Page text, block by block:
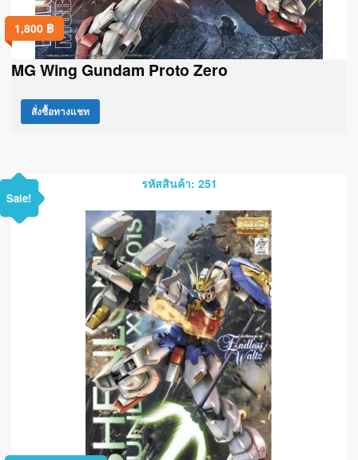
1,800 ฿
MG Wing Gundam Proto Zero
สั่งซื้อทางแชท
รหัสสินค้า: 251
Sale!